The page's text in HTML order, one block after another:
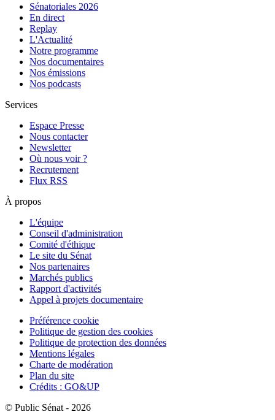
Sénatoriales 2026
En direct
Replay
L'Actualité
Notre programme
Nos documentaires
Nos émissions
Nos podcasts
Services
Espace Presse
Nous contacter
Newsletter
Où nous voir ?
Recrutement
Flux RSS
À propos
L'équipe
Conseil d'administration
Comité d'éthique
Le site du Sénat
Nos partenaires
Marchés publics
Rapport d'activités
Appel à projets documentaire
Préférence cookie
Politique de gestion des cookies
Politique de protection des données
Mentions légales
Charte de modération
Plan du site
Crédits : GO&UP
© Public Sénat - 2026